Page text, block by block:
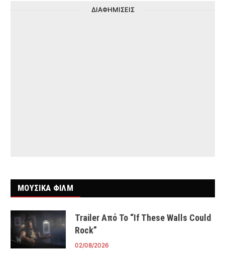
ΔΙΑΦΗΜΙΣΕΙΣ
ΜΟΥΣΙΚΑ ΦΙΛΜ
Trailer Από Το “If These Walls Could
Rock”
02/08/2026